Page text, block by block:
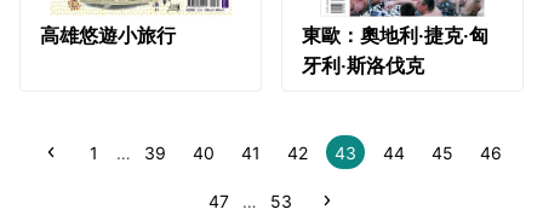
高雄悠遊小旅行
東歐：奧地利‧捷克‧匈
牙利‧斯洛伐克
1 … 39 40 41 42 43 44 45 46
47 … 53